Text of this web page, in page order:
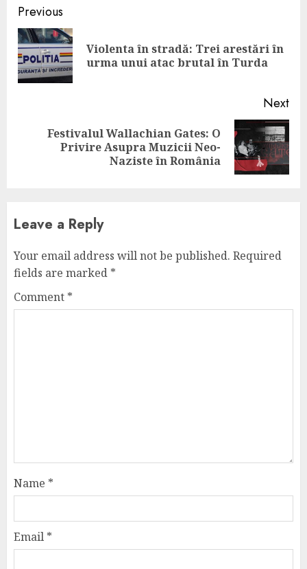
Continue
Reading
Previous
Violenta în stradă: Trei arestări în
urma unui atac brutal în Turda
Next
Festivalul Wallachian Gates: O
Privire Asupra Muzicii Neo-
Naziste în România
Leave a Reply
Your email address will not be published. Required
fields are marked *
Comment *
Name *
Email *